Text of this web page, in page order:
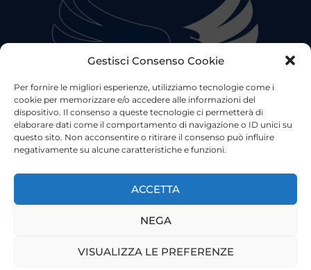
Gestisci Consenso Cookie
Per fornire le migliori esperienze, utilizziamo tecnologie come i
cookie per memorizzare e/o accedere alle informazioni del
dispositivo. Il consenso a queste tecnologie ci permetterà di
elaborare dati come il comportamento di navigazione o ID unici su
questo sito. Non acconsentire o ritirare il consenso può influire
negativamente su alcune caratteristiche e funzioni.
ACCETTA
NEGA
VISUALIZZA LE PREFERENZE
©2023 Tutti i diritti riservatiLazio Live TV